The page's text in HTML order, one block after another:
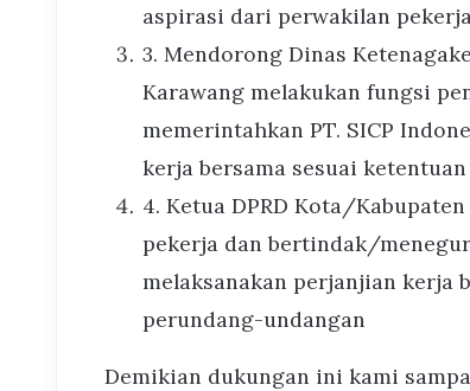
aspirasi dari perwakilan
3. Mendorong Dinas
Karawang melakukan fungsi
memerintahkan PT. SICP
kerja bersama sesuai
4. Ketua DPRD Kota/
pekerja dan bertindak/
melaksanakan perjanjian kerja
perundang-undangan
Demikian dukungan ini kami